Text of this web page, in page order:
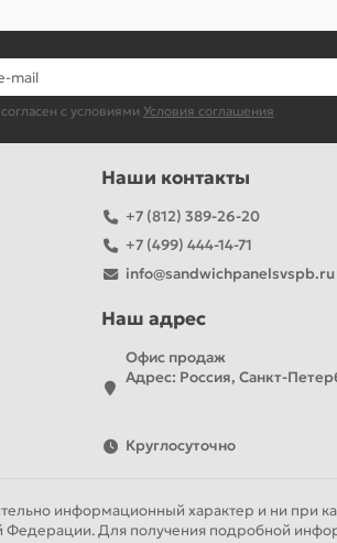
с условиями Условия соглашения
Наши контакты
+7 (812) 389-26-20
+7 (499) 444-14-71
info@sandwichpanelsvspb.ru
Наш адрес
Офис продаж
Адрес: Россия, Санкт-
Круглосуточно
информационный характер и ни при
Для получения подробной